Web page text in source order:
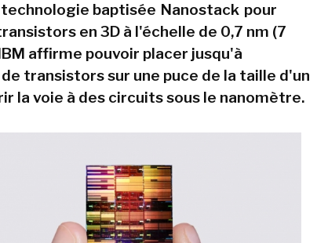
baptisée Nanostack pour
en 3D à l'échelle de 0,7 nm (7
affirme pouvoir placer jusqu'à
transistors sur une puce de la taille d'un
la voie à des circuits sous le nanomètre.